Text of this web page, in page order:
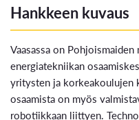
Hankkeen kuvaus
Vaasassa on
energiatekniikan
yritysten ja korkeakoulujen
osaamista on myös
robotiikkaan liittyen.